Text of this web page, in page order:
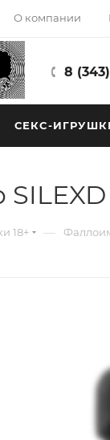
О компании
8
СЕКС-
18+ —